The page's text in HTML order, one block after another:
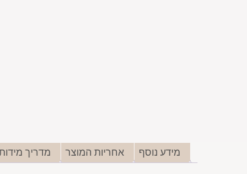
מידע נוסף אחריות המוצר מדריך